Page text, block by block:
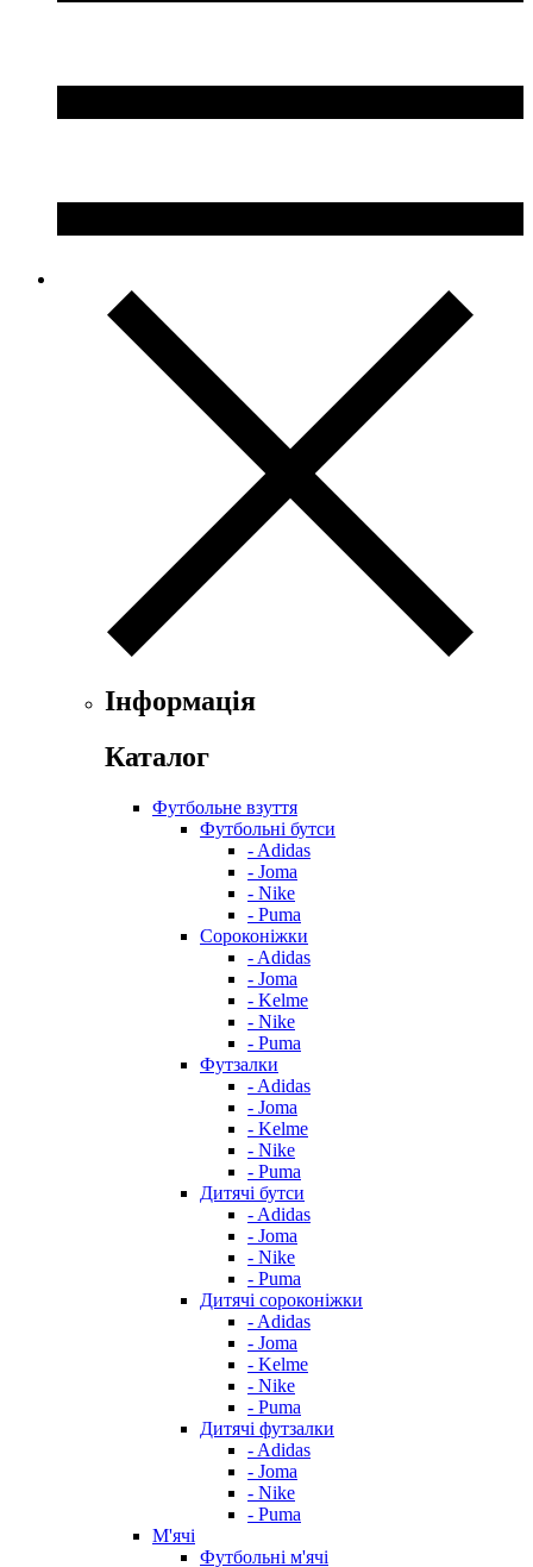
Інформація
Каталог
Футбольне взуття
Футбольні бутси
- Adidas
- Joma
- Nike
- Puma
Сороконіжки
- Adidas
- Joma
- Kelme
- Nike
- Puma
Футзалки
- Adidas
- Joma
- Kelme
- Nike
- Puma
Дитячі бутси
- Adidas
- Joma
- Nike
- Puma
Дитячі сороконіжки
- Adidas
- Joma
- Kelme
- Nike
- Puma
Дитячі футзалки
- Adidas
- Joma
- Nike
- Puma
М'ячі
Футбольні м'ячі